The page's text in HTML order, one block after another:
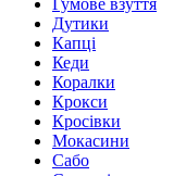
Гумове взуття
Дутики
Капці
Кеди
Коралки
Крокси
Кросівки
Мокасини
Сабо